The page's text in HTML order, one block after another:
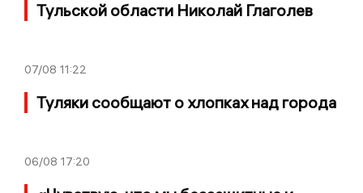
Тульской области Николай Глаголев
07/08 11:22
Туляки сообщают о хлопках над города
06/08 17:20